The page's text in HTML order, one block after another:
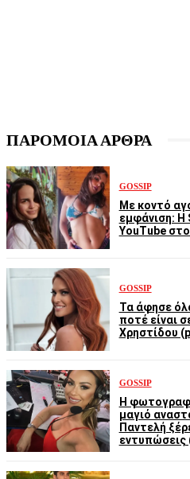
ΠΑΡΟΜΟΙΑ ΑΡΘΡΑ
GOSSIP
Με κοντό
εμφάνιση: Η
YouTube
GOSSIP
Τα άφησε
ποτέ είναι
Χρηστίδου
GOSSIP
Η
μαγιό
Παντελή
εντυπώσεις